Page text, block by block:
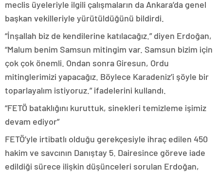
meclis üyeleriyle ilgili çalışmaların da Ankara’da genel
başkan vekilleriyle yürütüldüğünü bildirdi.
“İnşallah biz de kendilerine katılacağız.” diyen Erdoğan,
“Malum benim Samsun mitingim var. Samsun bizim için
çok çok önemli. Ondan sonra Giresun, Ordu
mitinglerimizi yapacağız. Böylece Karadeniz’i şöyle bir
toparlayalım istiyoruz.” ifadelerini kullandı.
“FETÖ bataklığını kuruttuk, sinekleri temizleme işimiz
devam ediyor”
FETÖ’yle irtibatlı olduğu gerekçesiyle ihraç edilen 450
hakim ve savcının Danıştay 5. Dairesince göreve iade
edildiği sürece ilişkin düşünceleri sorulan Erdoğan,